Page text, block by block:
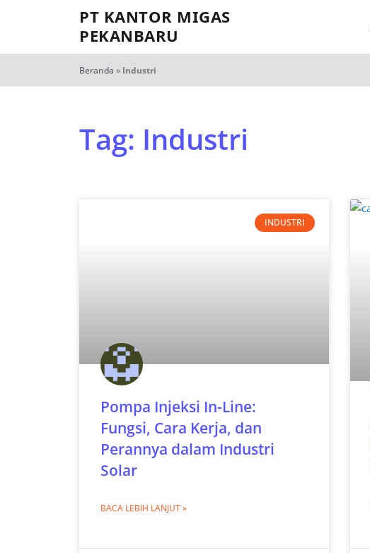
PT KANTOR MIGAS
PEKANBARU
Beranda » Industri
Tag: Industri
INDUSTRI
Pompa Injeksi In-Line:
Fungsi, Cara Kerja, dan
Perannya dalam Industri
Solar
BACA LEBIH LANJUT »